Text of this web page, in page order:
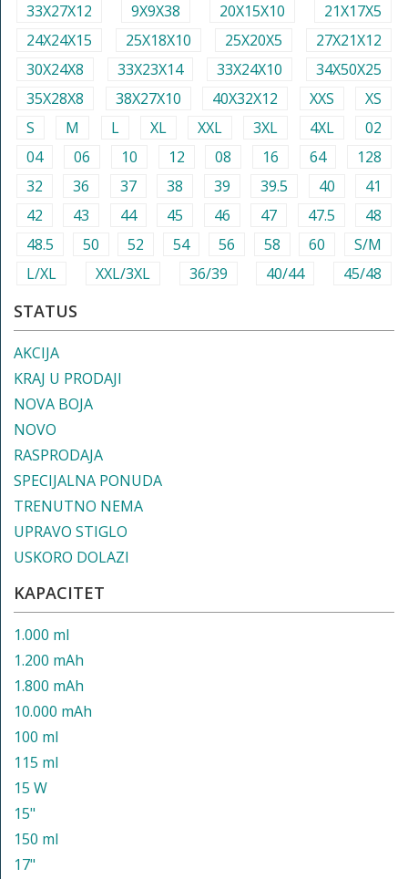
33X27X12
9X9X38 20X15X10
21X17X5
24X24X15
25X18X10 25X20X5
27X21X12
30X24X8
33X23X14 33X24X10
34X50X25
35X28X8
38X27X10 40X32X12 XXS
XS
S
M L XL XXL 3XL 4XL
02
04
06 10 12 08 16 64
128
32
36 37 38 39 39.5 40
41
42
43 44 45 46 47 47.5
48
48.5
50 52 54 56 58 60
S/M
L/XL
XXL/3XL 36/39 40/44 45/48
STATUS
AKCIJA
KRAJ U PRODAJI
NOVA BOJA
NOVO
RASPRODAJA
SPECIJALNA PONUDA
TRENUTNO NEMA
UPRAVO STIGLO
USKORO DOLAZI
KAPACITET
1.000 ml
1.200 mAh
1.800 mAh
10.000 mAh
100 ml
115 ml
15 W
15"
150 ml
17"